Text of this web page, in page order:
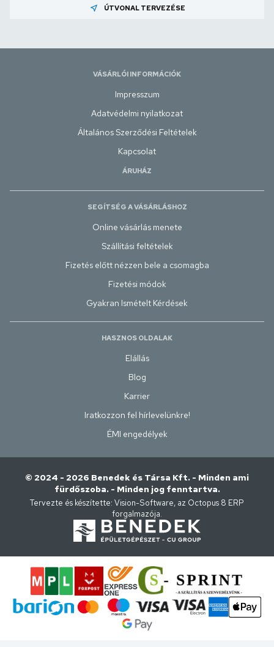
near_me ÚTVONAL TERVEZÉSE
VÁSÁRLÓI INFORMÁCIÓK
Impresszum
Adatvédelmi nyilatkozat
Általános Szerződési Feltételek
Kapcsolat
ÁRUHÁZ
SEGÍTSÉG A VÁSÁRLÁSHOZ
Online vásárlás menete
Szállítási feltételek
Fizetés előtt nézzen bele a csomagba
Fizetési módok
Gyakran Ismételt Kérdések
HASZNOS OLDALAK
Elállás
Blog
Karrier
Iratkozzon fel hírlevelünkre!
ÉMI engedélyek
© 2024 - 2026 Benedek és Társa Kft. - Minden ami
fürdőszoba. - Minden jog fenntartva.
Tervezte és készítette: Vision-Software, az Octopus 8 ERP
forgalmazója.